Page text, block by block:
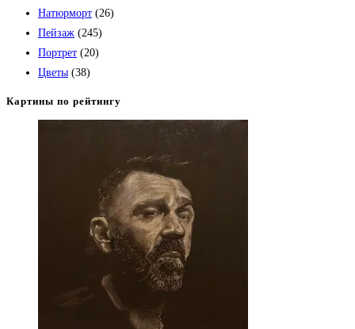
Натюрморт (26)
Пейзаж (245)
Портрет (20)
Цветы (38)
Картины по рейтингу